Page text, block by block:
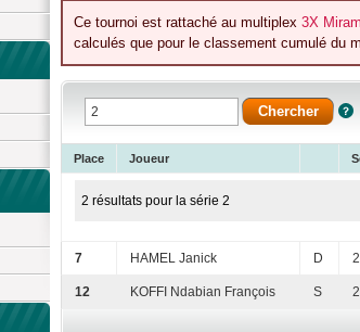
Ce tournoi est rattaché au multiplex 3X
calculés que pour le classement cumulé du
Place Joueur
2 résultats pour la série 2
7 HAMEL Janick D
12 KOFFI Ndabian François S